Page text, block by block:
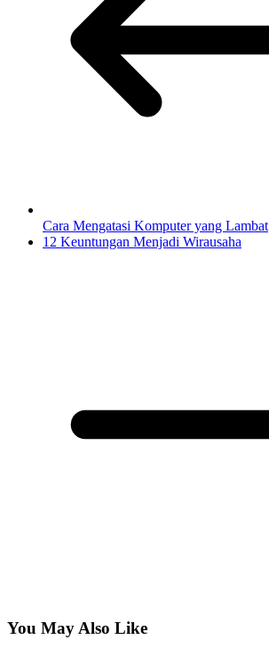
Cara Mengatasi Komputer yang Lambat
12 Keuntungan Menjadi Wirausaha
You May Also Like